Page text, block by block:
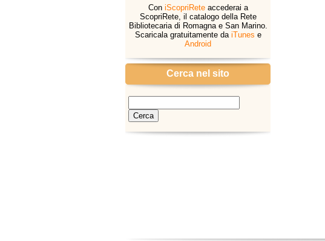
Con iScopriReteaccederai a
ScopriRete, il catalogo della Rete
Bibliotecaria di Romagna e San Marino.
Scaricala gratuitamente da iTunes e
Android
Cerca nel sito